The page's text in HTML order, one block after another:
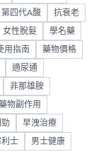
第四代A酸 抗衰老
女性脫髮 學名藥
用指南 藥物價格
適尿通
非那雄胺
物副作用
勁 早洩治療
利士 男士健康